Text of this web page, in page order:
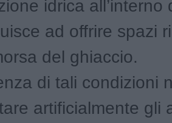
idrica all’interno
ad offrire spazi
del ghiaccio.
di tali condizioni
artificialmente gli